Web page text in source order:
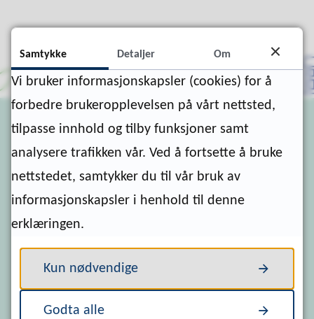
Postadresse
Nærøysund kommune
Postboks 133, Sentrum
7901 Rørvik
Org.nr.: 921 785 410
Kommunenummer: 5060
Samtykke Detaljer Om
Vi bruker informasjonskapsler (cookies) for å
forbedre brukeropplevelsen på vårt nettsted,
tilpasse innhold og tilby funksjoner samt
analysere trafikken vår. Ved å fortsette å bruke
nettstedet, samtykker du til vår bruk av
informasjonskapsler i henhold til denne
erklæringen.
Kun nødvendige
Godta alle